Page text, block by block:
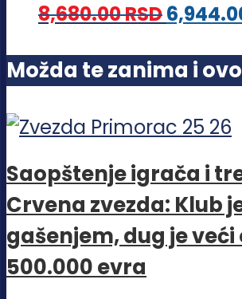
mogu
biti
stranici
8,680.00RSD
Možda te zanima i
Saopštenje igrača i
Crvena zvezda: Klub
gašenjem, dug je veći
500.000 evra